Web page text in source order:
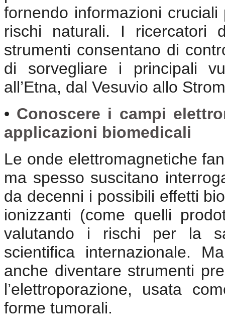
fornendo informazioni
rischi naturali. I ricercatori
strumenti consentano di
di sorvegliare i principali
all’Etna, dal Vesuvio allo
• Conoscere i campi
applicazioni biomedicali
Le onde elettromagnetiche
ma spesso suscitano
da decenni i possibili effetti
ionizzanti (come quelli
valutando i rischi per la
scientifica internazionale.
anche diventare strumenti
l’elettroporazione, usata
forme tumorali.